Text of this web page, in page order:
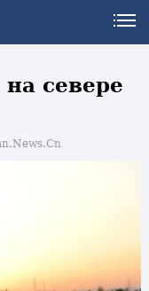
севере